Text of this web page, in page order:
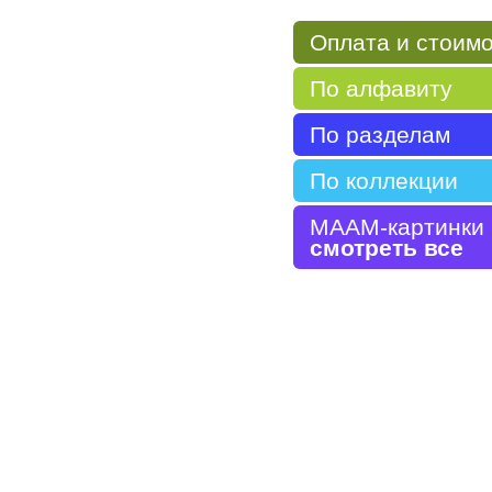
Оплата и
По алфавиту
По разделам
По коллекции
МААМ-картинки
смотреть все